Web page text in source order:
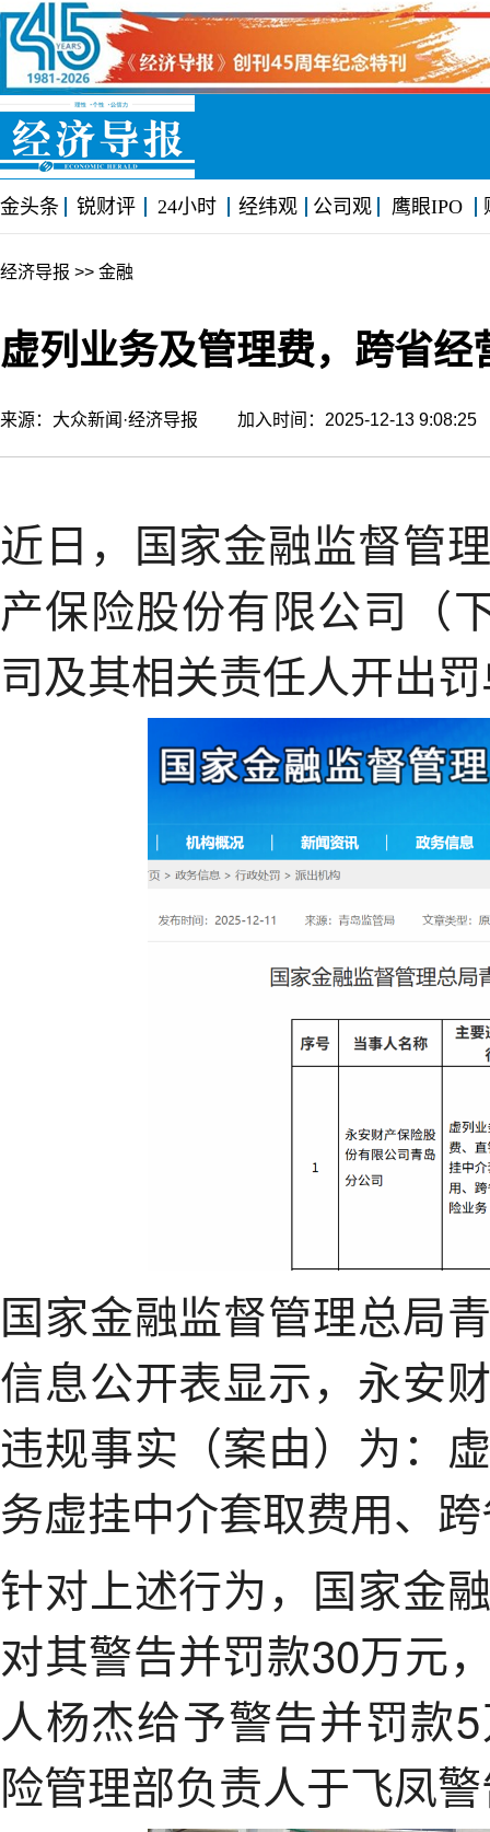
金头条 锐财评 24小时 经纬观 公司观 鹰眼IPO
经济导报 >> 金融
虚列业务及管理费，跨省
来源：大众新闻·经济导报 加入时间：2025-12-13
近日，国家金融监督管
产保险股份有限公司（
司及其相关责任人开出
国家金融监督管理总局
信息公开表显示，永安
违规事实（案由）为：
务虚挂中介套取费用、
针对上述行为，国家金
对其警告并罚款30万元
人杨杰给予警告并罚款
险管理部负责人于飞凤